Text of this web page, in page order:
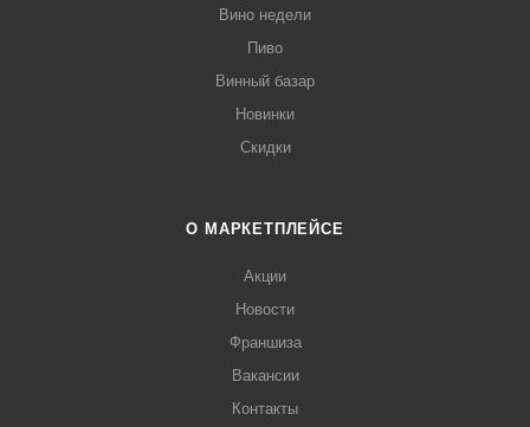
Вино недели
Пиво
Винный базар
Новинки
Скидки
О МАРКЕТПЛЕЙСЕ
Акции
Новости
Франшиза
Вакансии
Контакты